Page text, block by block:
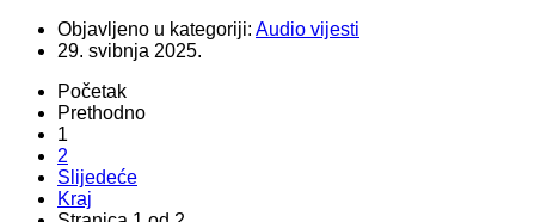
Objavljeno u kategoriji: Audio vijesti
29. svibnja 2025.
Početak
Prethodno
1
2
Slijedeće
Kraj